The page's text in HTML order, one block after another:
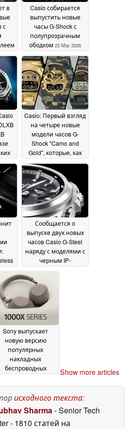
в
с
Casio собирается
выпустить новые
часы G-Shock с
полупрозрачным
ободком 23 May 2026
Casio: Первый взгляд
на четыре новые
модели часов G-
Shock "Camo and
Gold", которые, как
выпущены в июне
May 2026
2026
Сообщается о
выпуске двух новых
часов Casio G-Steel
наряду с моделями с
черным IP-
Sony выпускает
новую версию
популярных
накладных
беспроводных
Show more articles
исходного текста:
Sharma- Senior Tech
- 1810 статей на